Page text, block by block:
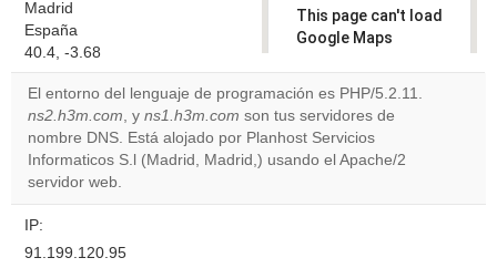
Madrid
España
40.4, -3.68
This page can't load
Google Maps
Do you
website?
El entorno del lenguaje de programación es PHP/5.2.11.
ns2.h3m.com, y ns1.h3m.com son tus servidores de
nombre DNS. Está alojado por Planhost Servicios
Informaticos S.l (Madrid, Madrid,) usando el Apache/2
servidor web.
IP:
91.199.120.95